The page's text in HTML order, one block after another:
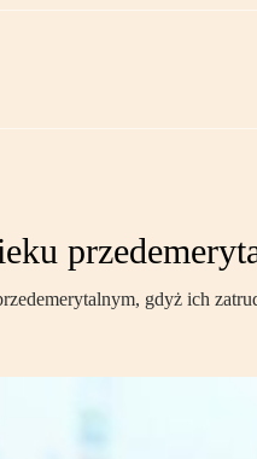
gdyż ich